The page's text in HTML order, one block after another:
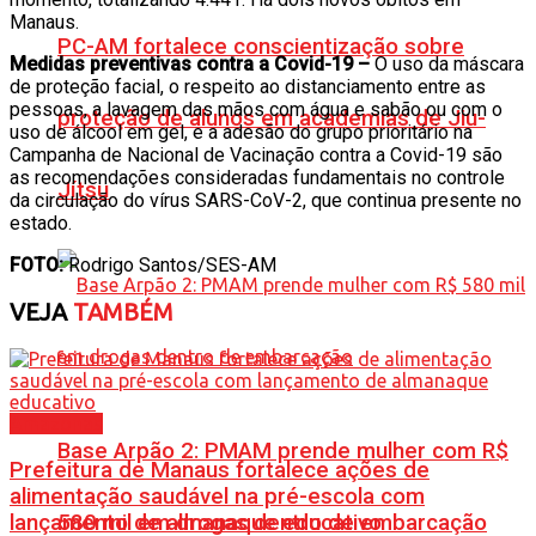
PC-AM fortalece conscientização sobre
proteção de alunos em academias de Jiu-
Jítsu
Base Arpão 2: PMAM prende mulher com R$
580 mil em drogas dentro de embarcação
Manaus.
Medidas preventivas contra a Covid-19 –O uso da máscara
de proteção facial, o respeito ao distanciamento entre as
pessoas, a lavagem das mãos com água e sabão ou com o
uso de álcool em gel, e a adesão do grupo prioritário na
Campanha de Nacional de Vacinação contra a Covid-19 são
as recomendações consideradas fundamentais no controle
da circulação do vírus SARS-CoV-2, que continua presente no
estado.
FOTO:Rodrigo Santos/SES-AM
VEJATAMBÉM
Prefeitura de Manaus fortalece ações de
alimentação saudável na pré-escola com
lançamento de almanaque educativo